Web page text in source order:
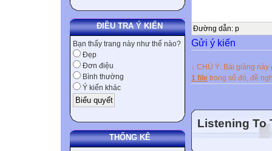
ĐIỀU TRA Ý KIẾN
Bạn thấy trang này như thế nào?
Đẹp
Đơn điệu
Bình thường
Ý kiến khác
THỐNG KÊ
hay xuất hiện
got lovely eyes?
come true?
Trong cấu trúc
Auxiliary verb
good time at
Đường dẫn: p
Gửi ý kiến
↓ CHÚ Ý: Bài giảng này
1 file trong số đó, đề
Listening To